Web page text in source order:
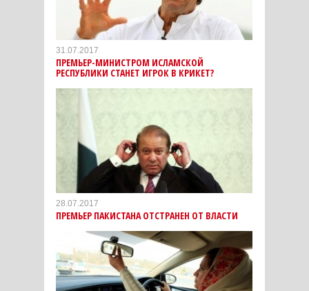
31.07.2017
ПРЕМЬЕР-МИНИСТРОМ ИСЛАМСКОЙ
РЕСПУБЛИКИ СТАНЕТ ИГРОК В КРИКЕТ?
28.07.2017
ПРЕМЬЕР ПАКИСТАНА ОТСТРАНЕН ОТ ВЛАСТИ